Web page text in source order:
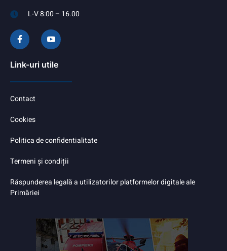
L-V 8:00 – 16.00
Link-uri utile
Contact
Cookies
Politica de confidentialitate
Termeni și condiții
Răspunderea legală a utilizatorilor platformelor digitale ale
Primăriei